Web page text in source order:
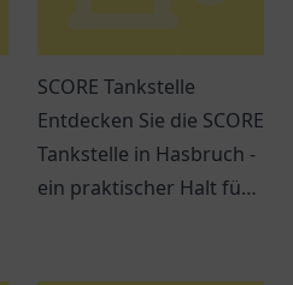
SCORE Tankstelle
Entdecken Sie die SCORE
Tankstelle in Hasbruch -
ein praktischer Halt für